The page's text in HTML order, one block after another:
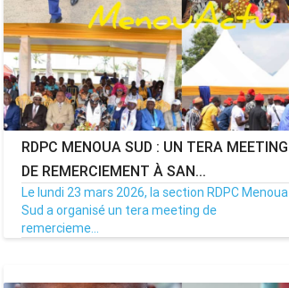
RDPC MENOUA SUD : UN TERA MEETING
DE REMERCIEMENT À SAN...
Le lundi 23 mars 2026, la section RDPC Menoua
Sud a organisé un tera meeting de
remercieme...